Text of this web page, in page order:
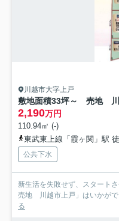
川越市大字上戸
敷地面積33坪～ 売地 川
2,190万円
110.94㎡ (-)
東武東上線「霞ヶ関」駅
公共下水
新生活を失敗せず、スタート
売地 川越市上戸」はいかが
る